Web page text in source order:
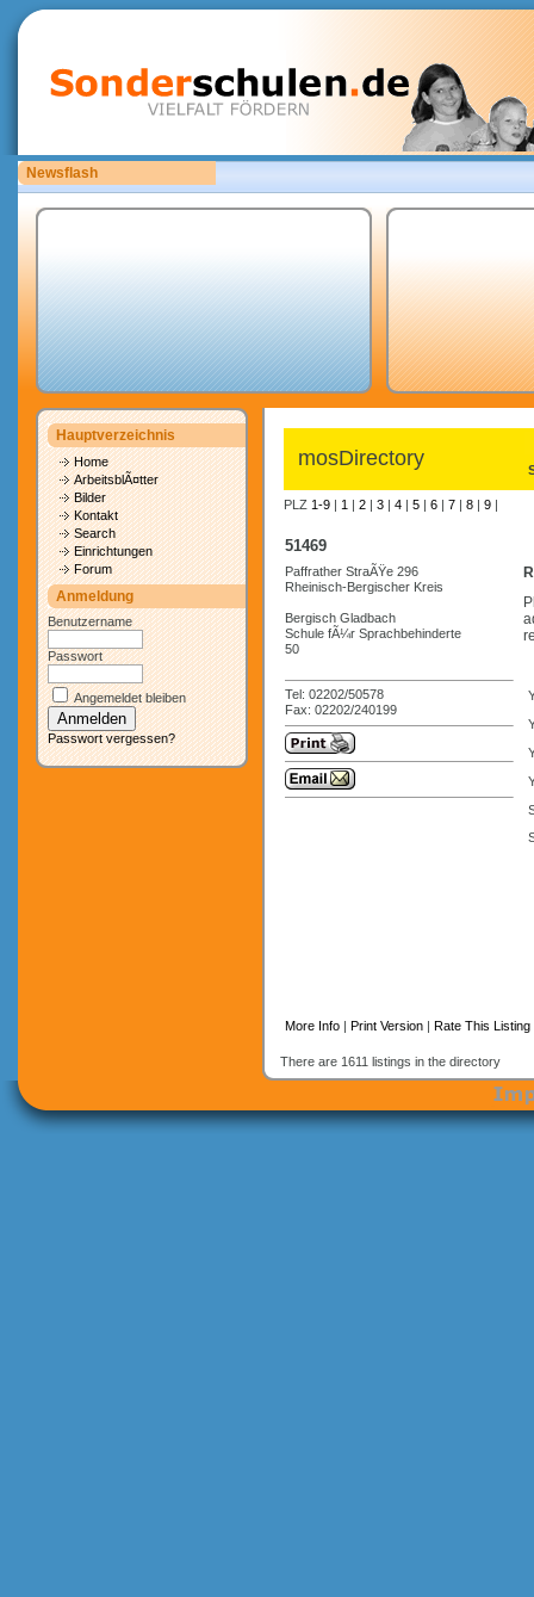
Newsflash
Bitte laden Sie eigene copyrightfreie Unterrichtsmaterialien hoch.
Hauptverzeichnis
Home
ArbeitsblÃ¤tter
Bilder
Kontakt
Search
Einrichtungen
Forum
Anmeldung
Benutzername
Passwort
Angemeldet bleiben
Passwort vergessen?
mosDirectory
PLZ 1-9 | 1 | 2 | 3 | 4 | 5 | 6 | 7 | 8 | 9 |
51469
Paffrather StraÃŸe 296
Rheinisch-Bergischer Kreis
Bergisch Gladbach
Schule fÃ¼r Sprachbehinderte
50
Tel: 02202/50578
Fax: 02202/240199
More Info | Print Version | Rate This Listing
There are 1611 listings in the directory